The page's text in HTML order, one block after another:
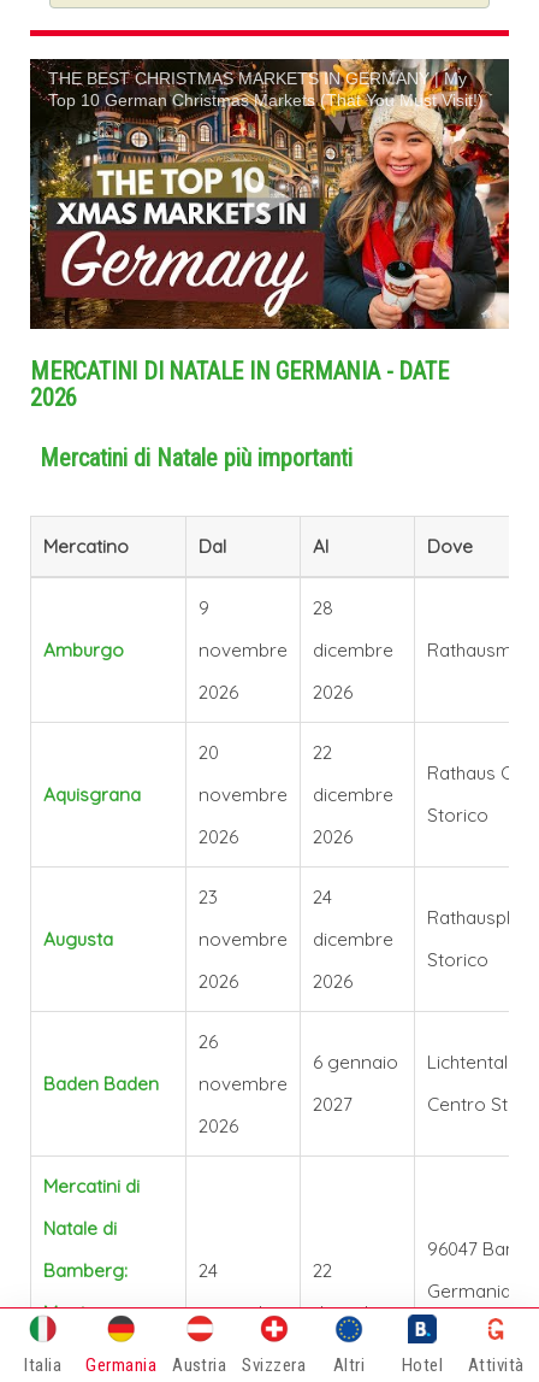
THE BEST CHRISTMAS MARKETS IN GERMANY | My
Top 10 German Christmas Markets (That You Must Visit!)
MERCATINI DI NATALE IN GERMANIA - DATE
2026
Mercatini di Natale più importanti
Mercatino Dal Al Dove
Amburgo
9
novembre
2026
28
dicembre
2026
Aquisgrana
20
novembre
2026
22
dicembre
2026
Rathaus
Storico
Augusta
23
novembre
2026
24
dicembre
2026
Storico
Baden Baden
26
novembre
2026
6 gennaio
2027
Lichtentaler
Centro
Mercatini di
Natale di
Bamberg:
Magia
d'Avvento in
24
novembre
2026
22
dicembre
2026
96047
Germania
Bamberga
Italia Germania Austria Svizzera Altri Hotel Attività